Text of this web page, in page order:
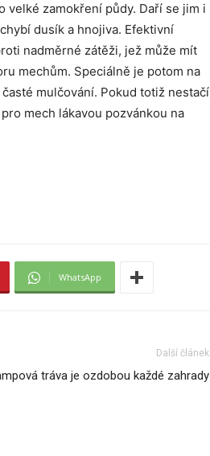
velké zamokření půdy. Daří se jim i
dusík a hnojiva. Efektivní
nadměrné zátěži, jež může mít
mechům. Speciálně je potom na
mulčování. Pokud totiž nestačí
mech lákavou pozvánkou na
WhatsApp
Další článek
tráva je ozdobou každé zahrady